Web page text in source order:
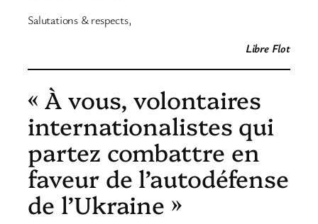
Salutations & respects,
Libre Flot
« À vous, volontaires
internationalistes qui
partez combattre en
faveur de l’autodéfense
de l’Ukraine »